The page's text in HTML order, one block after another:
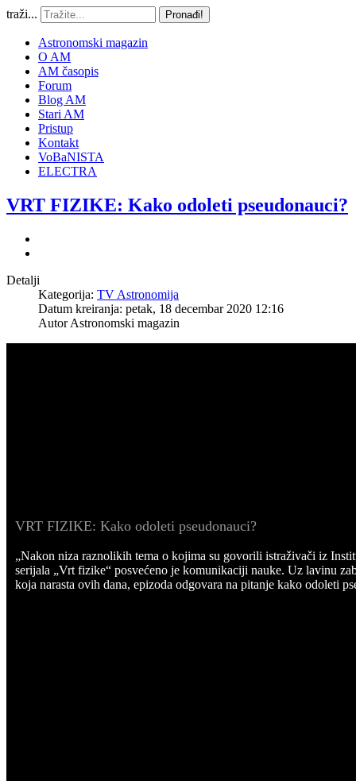
traži... Pronađi!
Astronomski magazin
O AM
AM časopis
Forum
Blog AM
Stari AM
Pristup
Kontakt
VoBaNISTA
ELECTRA
VRT FIZIKE: Kako odoleti pseudonauci?
Detalji
Kategorija: TV Astronomija
Datum kreiranja: petak, 18 decembar 2020 12:16
AutorAstronomski magazin
VRT FIZIKE: Kako odoleti pseudonauci?
„Nakon niza raznolikih tema o kojima su govorili istraživači iz
serijala „Vrt fizike“ posvećeno je komunikaciji nauke. Uz lavinu
koja narasta ovih dana, epizoda odgovara na pitanje kako odoleti